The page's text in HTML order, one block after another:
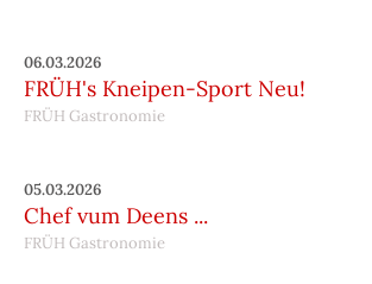
06.03.2026
FRÜH's Kneipen-Sport Neu!
FRÜH Gastronomie
05.03.2026
Chef vum Deens ...
FRÜH Gastronomie